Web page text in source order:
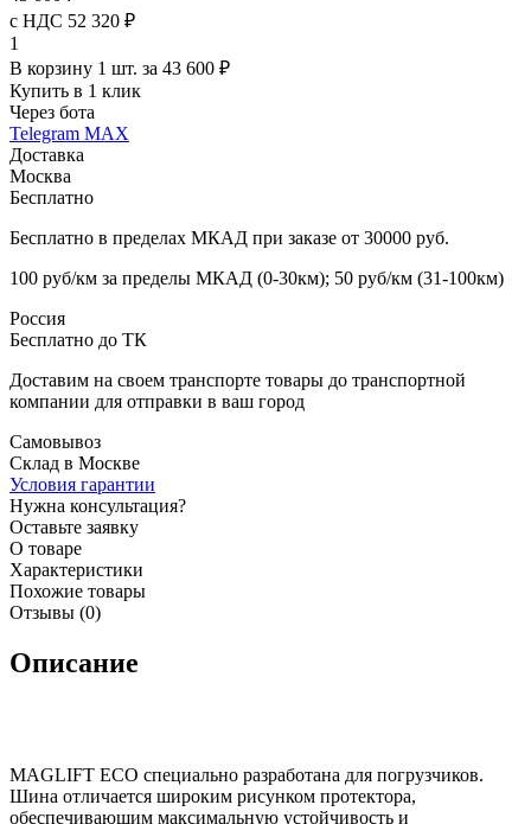
с НДС 52 320 ₽
1
В корзину 1 шт. за 43 600 ₽
Купить в 1 клик
Через бота
Telegram MAX
Доставка
Москва
Бесплатно
Бесплатно в пределах МКАД при заказе от 30000 руб.
100 руб/км за пределы МКАД (0-30км); 50 руб/км (31-100км)
Россия
Бесплатно до ТК
Доставим на своем транспорте товары до транспортной
компании для отправки в ваш город
Самовывоз
Склад в Москве
Условия гарантии
Нужна консультация?
Оставьте заявку
О товаре
Характеристики
Похожие товары
Отзывы (0)
Описание
MAGLIFT ECO специально разработана для погрузчиков.
Шина отличается широким рисунком протектора,
обеспечивающим максимальную устойчивость и